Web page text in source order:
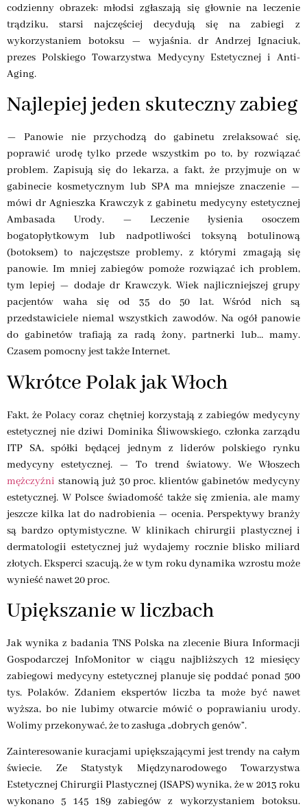
codzienny obrazek: młodsi zgłaszają się głownie na leczenie
trądziku, starsi najczęściej decydują się na zabiegi z
wykorzystaniem botoksu — wyjaśnia. dr Andrzej Ignaciuk,
prezes Polskiego Towarzystwa Medycyny Estetycznej i Anti-
Aging.
Najlepiej jeden skuteczny zabieg
— Panowie nie przychodzą do gabinetu zrelaksować się,
poprawić urodę tylko przede wszystkim po to, by rozwiązać
problem. Zapisują się do lekarza, a fakt, że przyjmuje on w
gabinecie kosmetycznym lub SPA ma mniejsze znaczenie —
mówi dr Agnieszka Krawczyk z gabinetu medycyny estetycznej
Ambasada Urody. — Leczenie łysienia osoczem
bogatopłytkowym lub nadpotliwości toksyną botulinową
(botoksem) to najczęstsze problemy, z którymi zmagają się
panowie. Im mniej zabiegów pomoże rozwiązać ich problem,
tym lepiej — dodaje dr Krawczyk. Wiek najliczniejszej grupy
pacjentów waha się od 35 do 50 lat. Wśród nich są
przedstawiciele niemal wszystkich zawodów. Na ogół panowie
do gabinetów trafiają za radą żony, partnerki lub… mamy.
Czasem pomocny jest także Internet.
Wkrótce Polak jak Włoch
Fakt, że Polacy coraz chętniej korzystają z zabiegów medycyny
estetycznej nie dziwi Dominika Śliwowskiego, członka zarządu
ITP SA, spółki będącej jednym z liderów polskiego rynku
medycyny estetycznej. — To trend światowy. We Włoszech
mężczyźni stanowią już 30 proc. klientów gabinetów medycyny
estetycznej. W Polsce świadomość także się zmienia, ale mamy
jeszcze kilka lat do nadrobienia — ocenia. Perspektywy branży
są bardzo optymistyczne. W klinikach chirurgii plastycznej i
dermatologii estetycznej już wydajemy rocznie blisko miliard
złotych. Eksperci szacują, że w tym roku dynamika wzrostu może
wynieść nawet 20 proc.
Upiększanie w liczbach
Jak wynika z badania TNS Polska na zlecenie Biura Informacji
Gospodarczej InfoMonitor w ciągu najbliższych 12 miesięcy
zabiegowi medycyny estetycznej planuje się poddać ponad 500
tys. Polaków. Zdaniem ekspertów liczba ta może być nawet
wyższa, bo nie lubimy otwarcie mówić o poprawianiu urody.
Wolimy przekonywać, że to zasługa „dobrych genów”.
Zainteresowanie kuracjami upiększającymi jest trendy na całym
świecie. Ze Statystyk Międzynarodowego Towarzystwa
Estetycznej Chirurgii Plastycznej (ISAPS) wynika, że w 2013 roku
wykonano 5 145 189 zabiegów z wykorzystaniem botoksu.